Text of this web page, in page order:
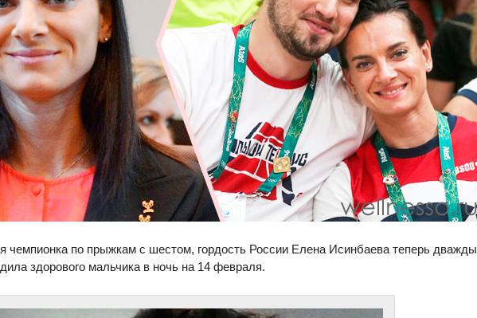
чемпионка по прыжкам с шестом, гордость России Елена Исинбаева теперь дважды
здорового мальчика в ночь на 14 февраля.